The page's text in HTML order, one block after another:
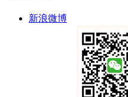
新浪微博